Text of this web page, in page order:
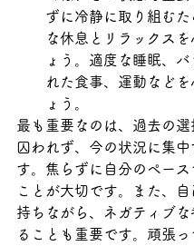
ずに冷静に取り組むた
な休息とリラックスを
ょう。適度な睡眠、
れた食事、運動などを
ょう。
最も重要なのは、過去の選
囚われず、今の状況に集
す。焦らずに自分のペース
ことが大切です。また、自
持ちながら、ネガティブな
ることも重要です。頑張っ